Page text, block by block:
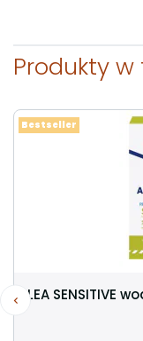
Produkty w
LEA SENSITIVE
Bestseller